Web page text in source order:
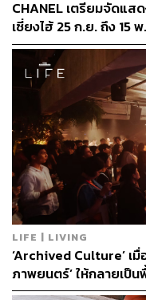
CHANEL เตรียมจัดแส
เซี่ยงไฮ้ 25 ก.ย. ถึง 15
LIFE | LIVING
‘Archived Culture’ เ
ภาพยนตร์’ ให้กลายเป็
มีนาคมนี้